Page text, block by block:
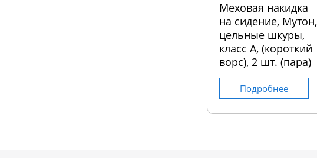
Меховая накидка
на сидение, Мутон,
цельные шкуры,
класс А, (короткий
ворс), 2 шт. (пара)
Подробнее